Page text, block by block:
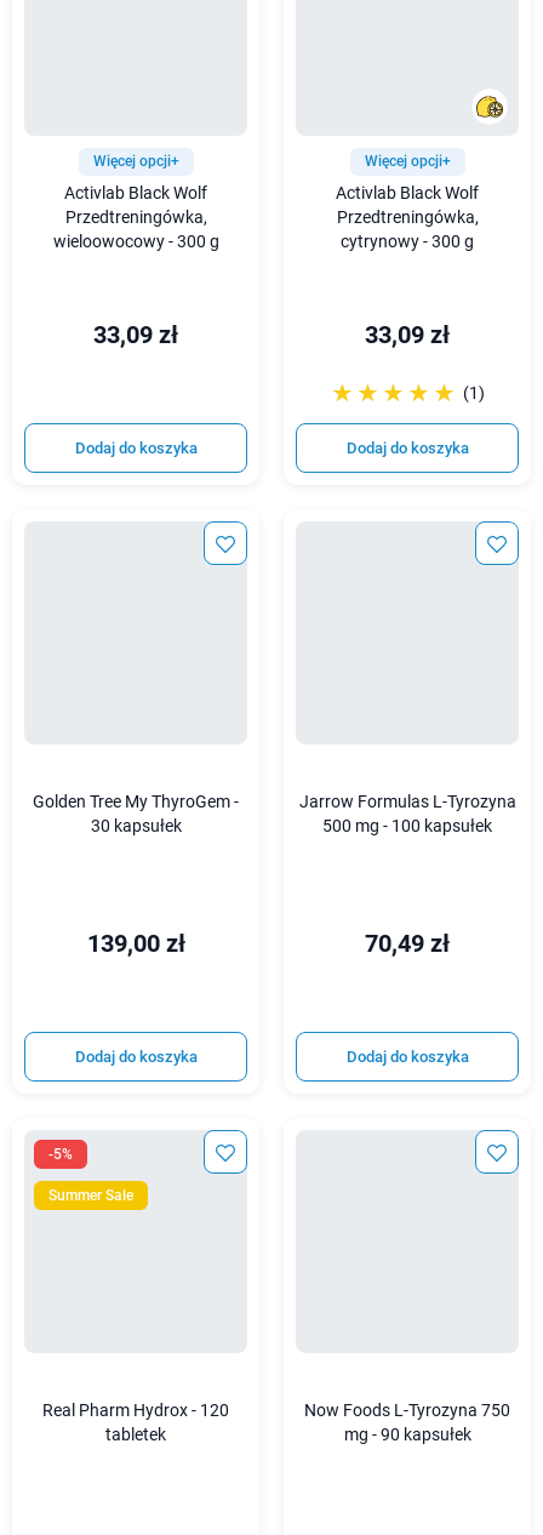
Więcej opcji+
Activlab Black Wolf
Przedtreningówka,
wieloowocowy - 300 g
33,09 zł
Dodaj do koszyka
Więcej opcji+
Activlab Black Wolf
Przedtreningówka,
cytrynowy - 300 g
33,09 zł
☆☆☆☆☆
★★★★★ (1)
Dodaj do koszyka
Golden Tree My ThyroGem -
30 kapsułek
139,00 zł
Dodaj do koszyka
Jarrow Formulas L-Tyrozyna
500 mg - 100 kapsułek
70,49 zł
Dodaj do koszyka
-5%
Summer Sale
Real Pharm Hydrox - 120
tabletek
Now Foods L-Tyrozyna 750
mg - 90 kapsułek